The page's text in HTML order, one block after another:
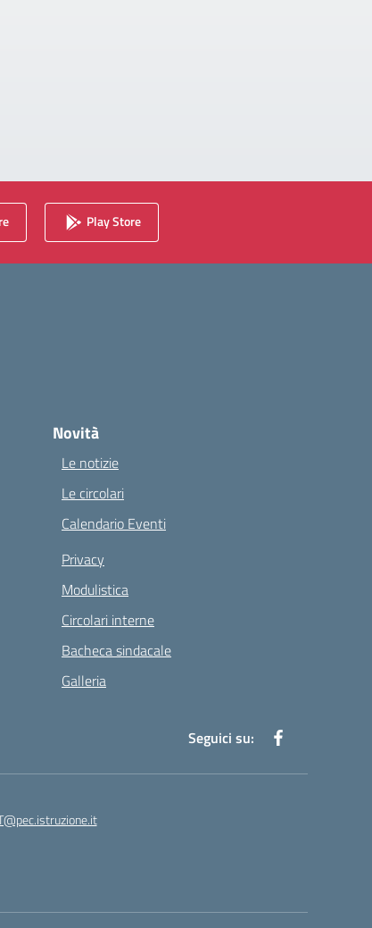
Play Store
Novità
Le notizie
Le circolari
Calendario Eventi
Privacy
Modulistica
Circolari interne
Bacheca sindacale
Galleria
Seguici su: